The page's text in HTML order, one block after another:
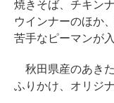
焼きそば、チキン
ウインナーのほか
苦手なピーマンが
秋田県産のあきた
ふりかけ、オリジ